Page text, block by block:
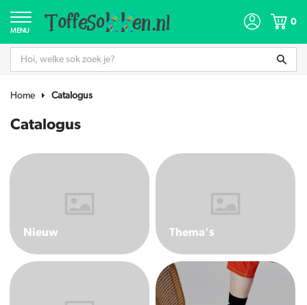
MENU
0
Home Catalogus
Catalogus
Nieuw Thema's